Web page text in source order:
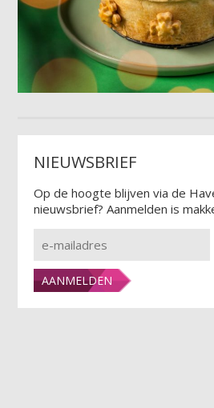
NIEUWSBRIEF
Op de hoogte blijven via de
nieuwsbrief? Aanmelden is